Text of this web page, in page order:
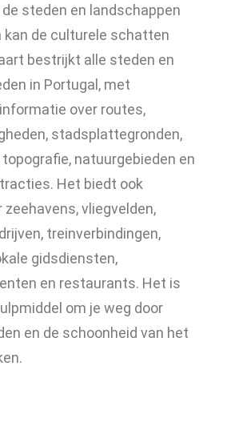
steden en landschappen
kan de culturele schatten
bestrijkt alle steden en
in Portugal, met
over routes,
stadsplattegronden,
natuurgebieden en
Het biedt ook
vliegvelden,
treinverbindingen,
gidsdiensten,
en restaurants. Het is
om je weg door
en de schoonheid van het